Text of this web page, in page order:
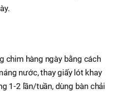
chim hàng ngày bằng cách
nước, thay giấy lót khay
1-2 lần/tuần, dùng bàn chải